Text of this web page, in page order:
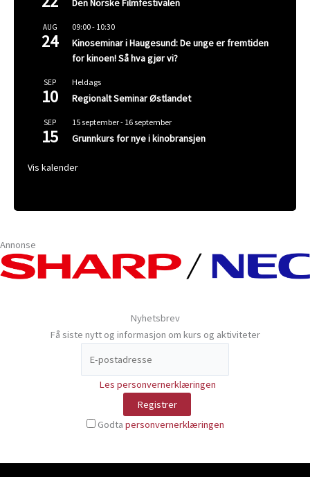
Den Norske Filmfestivalen
AUG
24
09:00- 10:30
Kinoseminar i Haugesund: De unge er fremtiden
for kinoen! Så hva gjør vi?
SEP
10
Heldags
Regionalt Seminar Østlandet
SEP
15
15 september- 16 september
Grunnkurs for nye i kinobransjen
Vis kalender
Annonse
Nyhetsbrev
Få siste nytt og informasjon om kurs og aktiviteter
Les personvernerklæringen
Godta personvernerklæringen